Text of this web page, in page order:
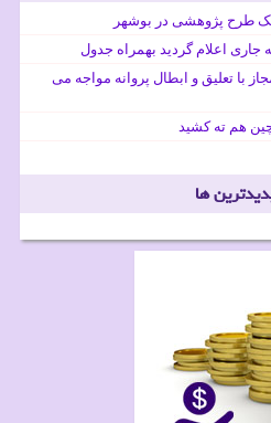
یک طرح پژوهشی در بوشهر
اعلام گردید بهمراه جدول
با تعلیق و ابطال پروانه مواجه می
هم ته کشید
ها